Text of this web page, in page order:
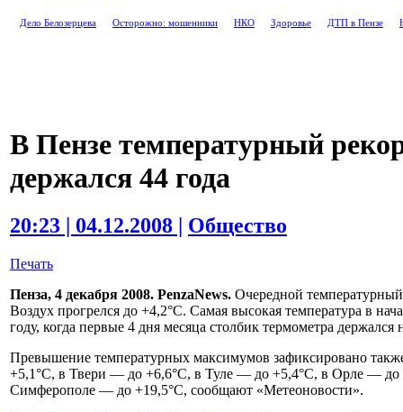
Дело Белозерцева Осторожно: мошенники НКО Здоровье ДТП в Пензе
В Пензе температурный
держался 44 года
20:23 | 04.12.2008 | Общество
Печать
Пенза, 4 декабря 2008. PenzaNews. Очередной температурный
Воздух прогрелся до +4,2°C. Самая высокая температура в
году, когда первые 4 дня месяца столбик термометра держался
Превышение температурных максимумов зафиксировано
+5,1°C, в Твери — до +6,6°C, в Туле — до +5,4°C, в Орле —
Симферополе — до +19,5°C, сообщают «Метеоновости».